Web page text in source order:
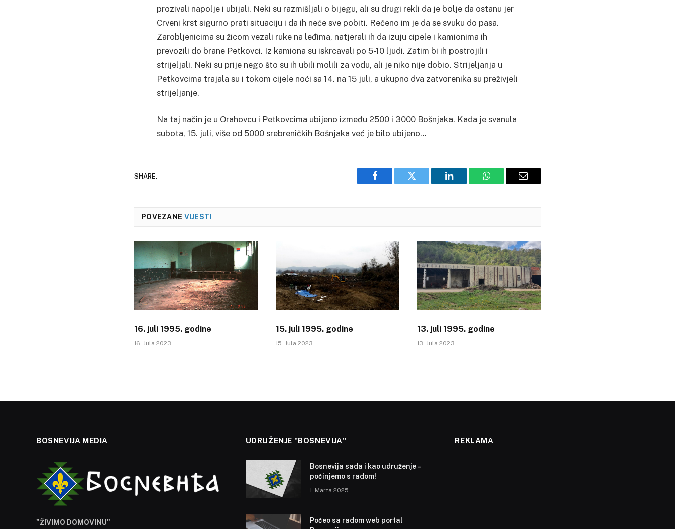
prozivali napolje i ubijali. Neki su razmišljali o bijegu, ali su drugi rekli da je bolje da ostanu jer
Crveni krst sigurno prati situaciju i da ih neće sve pobiti. Rečeno im je da se svuku do pasa.
Zarobljenicima su žicom vezali ruke na leđima, natjerali ih da izuju cipele i kamionima ih
prevozili do brane Petkovci. Iz kamiona su iskrcavali po 5-10 ljudi. Zatim bi ih postrojili i
strijeljali. Neki su prije nego što su ih ubili molili za vodu, ali je niko nije dobio. Strijeljanja u
Petkovcima trajala su i tokom cijele noći sa 14. na 15 juli, a ukupno dva zatvorenika su preživjeli
strijeljanje.
Na taj način je u Orahovcu i Petkovcima ubijeno između 2500 i 3000 Bošnjaka. Kada je svanula
subota, 15. juli, više od 5000 srebreničkih Bošnjaka već je bilo ubijeno…
SHARE.
Facebook Twitter LinkedIn WhatsAppEmail
POVEZANE VIJESTI
16. juli 1995. godine
16. Jula 2023.
15. juli 1995. godine
15. Jula 2023.
13. juli 1995. godine
13. Jula 2023.
BOSNEVIJA MEDIA
"ŽIVIMO DOMOVINU"
UDRUŽENJE "BOSNEVIJA"
Bosnevija sada i kao udruženje –
počinjemo s radom!
1. Marta 2025.
Počeo sa radom web portal
REKLAMA